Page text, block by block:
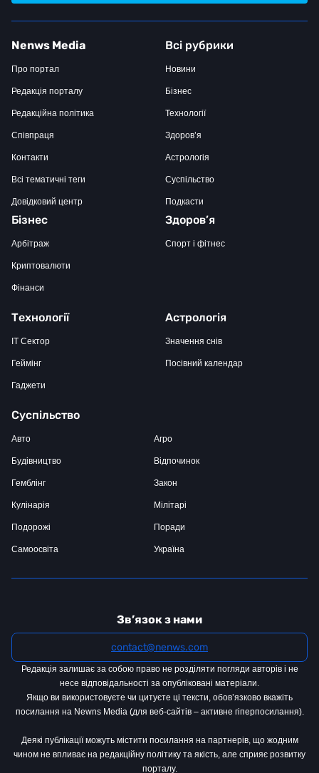
Nenws Media
Про портал
Редакція порталу
Редакційна політика
Співпраця
Контакти
Всі тематичні теги
Довідковий центр
Всі рубрики
Новини
Бізнес
Технології
Здоров’я
Астрологія
Суспільство
Подкасти
Бізнес
Арбітраж
Криптовалюти
Фінанси
Здоров’я
Спорт і фітнес
Технології
IT Сектор
Геймінг
Гаджети
Астрологія
Значення снів
Посівний календар
Суспільство
Авто Агро
Будівництво Відпочинок
Гемблінг Закон
Кулінарія Мілітарі
Подорожі Поради
Самоосвіта Україна
Зв’язок з нами
contact@nenws.com
Редакція залишає за собою право не розділяти погляди авторів і не
несе відповідальності за опубліковані матеріали.
Якщо ви використовуєте чи цитуєте ці тексти, обов’язково вкажіть
посилання на Newns Media (для веб-сайтів – активне гіперпосилання).
Деякі публікації можуть містити посилання на партнерів, що жодним
чином не впливає на редакційну політику та якість, але сприяє розвитку
порталу.